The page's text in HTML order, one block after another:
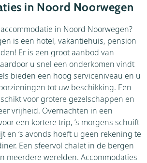
in Noord Noorwegen
in Noord Noorwegen?
is een hotel, vakantiehuis, pension
Er is een groot aanbod van
u snel een onderkomen vindt
bieden een hoog serviceniveau en u
tot uw beschikking. Een
voor grotere gezelschappen en
vrijheid. Overnachten in een
een kortere trip, ’s morgens schuift
en ’s avonds hoeft u geen rekening te
Een sfeervol chalet in de bergen
meerdere werelden. Accommodaties